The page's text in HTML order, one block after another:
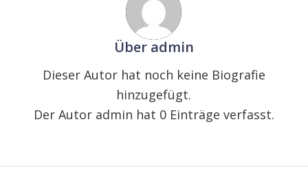
Über admin
Dieser Autor hat noch keine Biografie
hinzugefügt.
Der Autor admin hat 0 Einträge verfasst.